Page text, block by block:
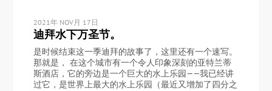
2021年 NOV月 17日
迪拜水下万圣节。
是时候结束这一季迪拜的故事了，这里还有一个速写。
那就是， 在这个城市有一个令人印象深刻的亚特兰蒂
斯酒店，它的旁边是一个巨大的水上乐园——我已经讲
过它，是世界上最大的水上乐园（最近又增加了四分之